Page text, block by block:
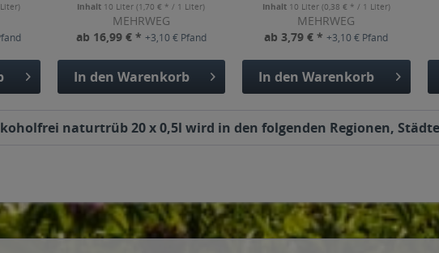
Inhalt 10 Liter(1,70 € * / 1 Liter)
MEHRWEG
ab 16,99 € * +3,10 € Pfand
In den Warenkorb
Inhalt 10 Liter (0,38 € * / 1 Liter)
MEHRWEG
ab 3,79 € *+3,10 € Pfand
In den Warenkorb
naturtrüb 20 x 0,5l wird in den folgenden Regionen,